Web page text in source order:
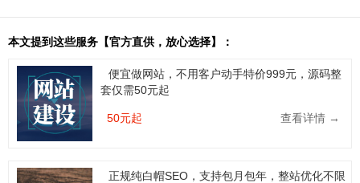
本文提到这些服务【官方直供，放心选择】：
便宜做网站，不用客户动手特价999元，源码整
套仅需50元起
50元起 查看详情 →
正规纯白帽SEO，支持包月包年，整站优化不限